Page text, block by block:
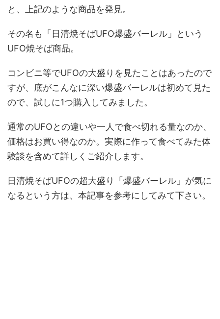
と、上記のような商品を発見。
その名も「日清焼そばUFO爆盛バーレル」という
UFO焼そば商品。
コンビニ等でUFOの大盛りを見たことはあったので
すが、底がこんなに深い爆盛バーレルは初めて見た
ので、試しに1つ購入してみました。
通常のUFOとの違いや一人で食べ切れる量なのか、
価格はお買い得なのか。実際に作って食べてみた体
験談を含めて詳しくご紹介します。
日清焼そばUFOの超大盛り「爆盛バーレル」が気に
なるという方は、本記事を参考にしてみて下さい。